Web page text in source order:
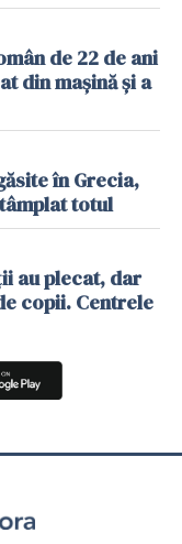
de 22 de ani
din mașină și a
în Grecia,
totul
au plecat, dar
copii. Centrele